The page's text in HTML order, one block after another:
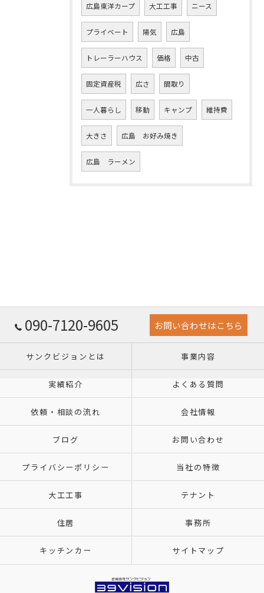
広島東洋カープ 大工工事 ニース
プライベート 陽気 広島
トレーラーハウス 価格 中古
固定資産税 広さ 間取り
一人暮らし 移動 キャンプ 維持費
大きさ 広島 お好み焼き
広島 ラーメン
090-7120-9605 お問い合わせはこちら
サンクビジョンとは 事業内容
実績紹介 よくある質問
依頼・相談の流れ 会社情報
ブログ お問い合わせ
プライバシーポリシー 当社の特徴
大工工事 テナント
住居 事務所
キッチンカー サイトマップ